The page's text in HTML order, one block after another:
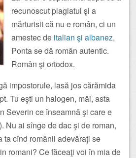
recunoscut plagiatul şi a
mărturisit că nu e român, ci un
amestec de italian şi albanez,
Ponta se dă român autentic.
Român şi ortodox.
impostorule, lasă jos cărămida
Tu eşti un halogen, măi, asta
Severin ce înseamnă şi care e
Nu ai sînge de dac şi de roman,
ta cînd românii adevăraţi se
romani? Ce făceaţi voi în mia de